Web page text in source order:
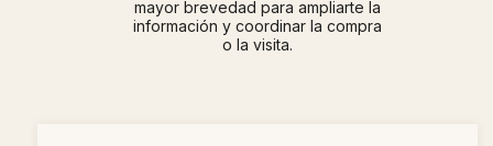
mayor brevedad para ampliarte la
información y coordinar la compra
o la visita.